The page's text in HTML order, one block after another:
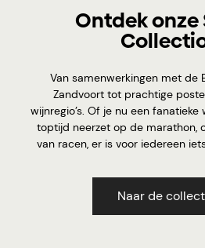
Ontdek onze
Van samenwerkingen met de
Zandvoort tot prachtige
wijnregio’s. Of je nu een
toptijd neerzet op de marathon,
van racen, er is voor iedereen
Naar de